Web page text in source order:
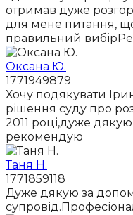
отримав дуже
для мене питання,
правильний
Оксана Ю.
1771949879
Хочу подякувати
рішення суду про
2011 році,дуже
рекомендую
Таня Н.
1771859118
Дуже дякую за